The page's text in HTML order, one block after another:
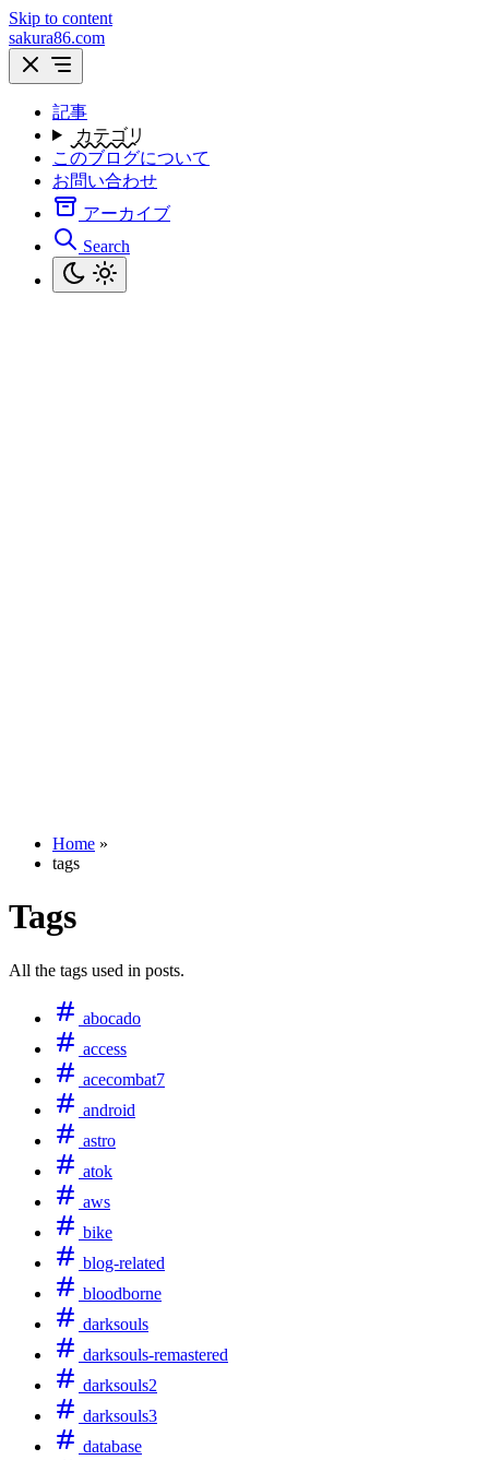
Skip to content
sakura86.com
記事
カテゴリ
このブログについて
お問い合わせ
アーカイブ
Search
Home »
tags
Tags
All the tags used in posts.
abocado
access
acecombat7
android
astro
atok
aws
bike
blog-related
bloodborne
darksouls
darksouls-remastered
darksouls2
darksouls3
database